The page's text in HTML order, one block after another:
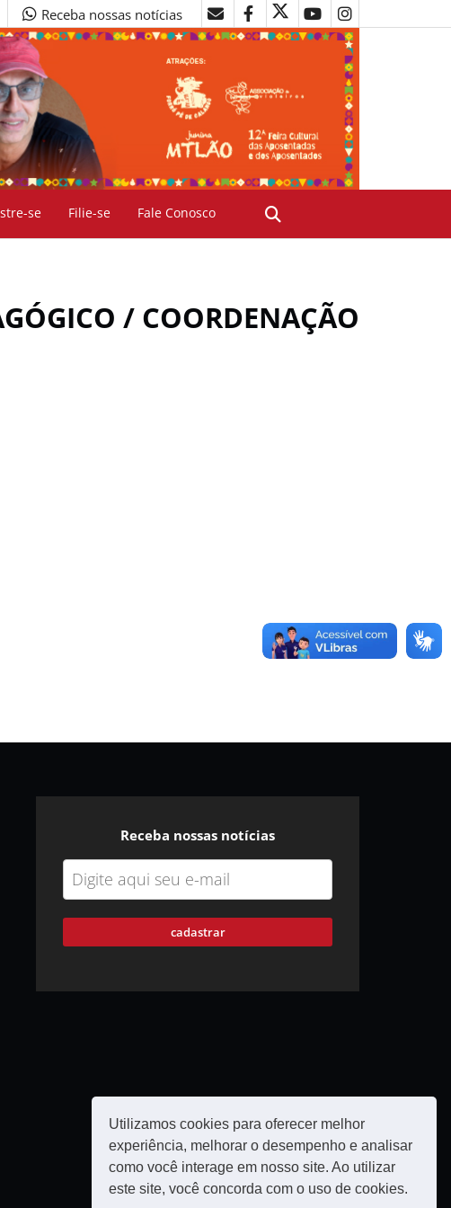
Utilizamos cookies para oferecer melhor
experiência, melhorar o desempenho e analisar
como você interage em nosso site. Ao utilizar
este site, você concorda com o uso de cookies.
Receba nossas notícias
se Filie-se Fale Conosco
/ COORDENAÇÃO
Receba nossas notícias
cadastrar